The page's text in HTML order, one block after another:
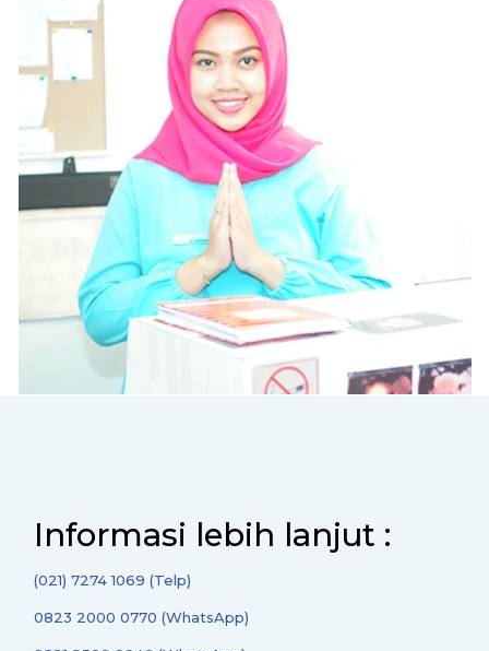
Informasi lebih lanjut :
(021) 7274 1069 (Telp)
0823 2000 0770 (WhatsApp)